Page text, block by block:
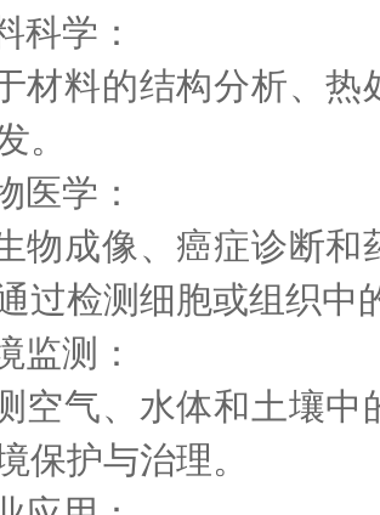
科学：
材料的结构分析、热
。
医学：
物成像、癌症诊断和
过检测细胞或组织
监测：
空气、水体和土壤中
保护与治理。